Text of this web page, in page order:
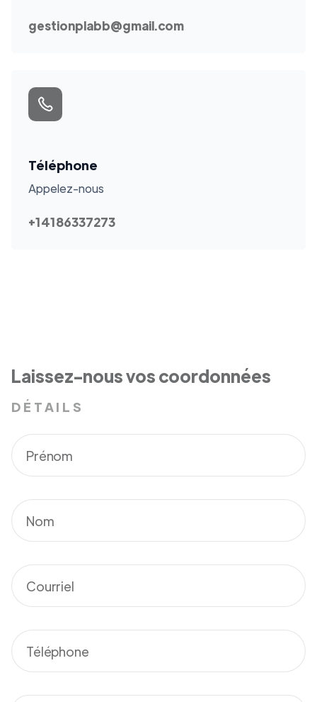
gestionplabb@gmail.com
Téléphone
Appelez-nous
+14186337273
Laissez-nous vos coordonnées
DÉTAILS